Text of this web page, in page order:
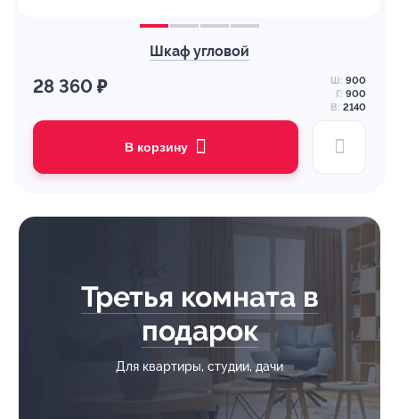
Шкаф угловой
28 360 ₽ Ш: 900
Г: 900
В: 2140
В корзину
Третья комната в
подарок
Для квартиры, студии, дачи